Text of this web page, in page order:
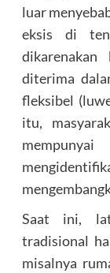
luar
eksis di
diterima
fleksibel
itu,
Saat ini,
tradisional
misalnya